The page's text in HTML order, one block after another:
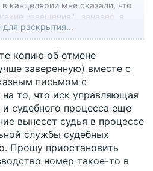
канцелярии мне сказали, что
извещения"...занавес. я
срока и об
Срок судья сразу
выждали 15 дней и выдали
приказа это было 11
в Определении "Судебный
Разъяснить истцу, что
может быть предъявлено в
появится в Госуслугах, иначе
там обязательное поле
29 окт. в госуслугах
окт. Я в тот же день на
о прекращении ИП на
раскрытия...
копию об отмене
заверенную) вместе с
письмом с
то, что иск управляющая
судебного процесса еще
вынесет судья в процессе
службы судебных
Прошу приостановить
номер такое-то в